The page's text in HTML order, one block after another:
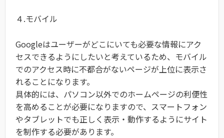
４.モバイル
Googleはユーザーがどこにいても必要な情報にアク
セスできるようにしたいと考えているため、モバイル
でのアクセス時に不都合がないページが上位に表示さ
れることになります。
具体的には、パソコン以外でのホームページの利便性
を高めることが必要になりますので、スマートフォン
やタブレットでも正しく表示・動作するようにサイト
を制作する必要があります。